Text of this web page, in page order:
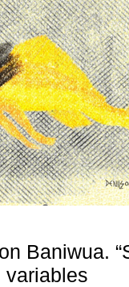
Baniwua.
variables